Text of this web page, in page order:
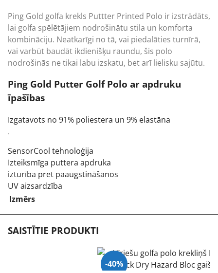
Ping Gold golfa krekls Puttter Printed Polo ir izstrādāts,
lai golfa spēlētājiem nodrošinātu stila un komforta
kombināciju. Neatkarīgi no tā, vai piedalāties turnīrā,
vai varbūt baudāt ikdienišķu raundu, šis polo
nodrošinās ne tikai labu izskatu, bet arī lielisku sajūtu.
Ping Gold Putter Golf Polo ar apdruku
īpašības
Izgatavots no 91% poliestera un 9% elastāna
.
SensorCool tehnoloģija
Izteiksmīga puttera apdruka
izturība pret paaugstināšanos
UV aizsardzība
Izmērs
SAISTĪTIE PRODUKTI
-40%